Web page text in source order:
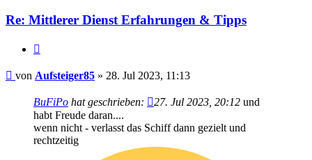
Re: Mittlerer Dienst Erfahrungen & Tipps
Beitrag
von Aufsteiger85 » 28. Jul 2023, 11:13
BuFiPo hat geschrieben: 27. Jul 2023, 20:12 und
habt Freude daran....
wenn nicht - verlasst das Schiff dann gezielt und
rechtzeitig